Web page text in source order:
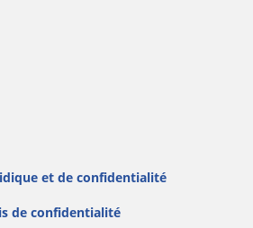
et de confidentialité
de confidentialité